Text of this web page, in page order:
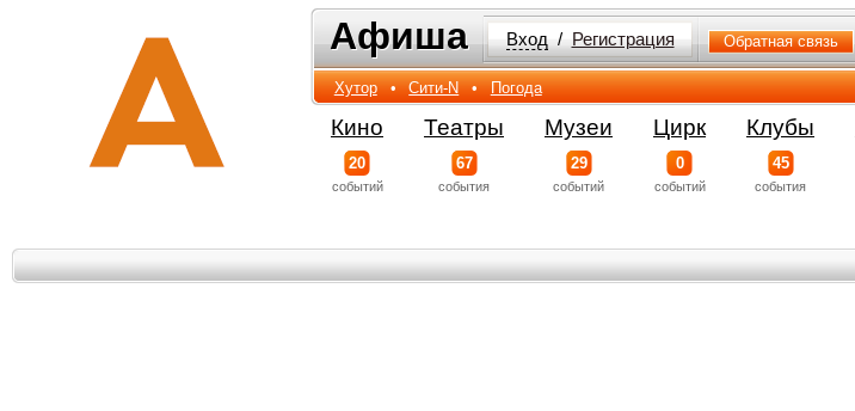
Афиша
Афиша Вход / Регистрация Обратная связь
Хутор • Сити-N • Погода
Кино
20
событий
Театры
67
события
Музеи
29
событий
Цирк
0
событий
Клубы
45
события